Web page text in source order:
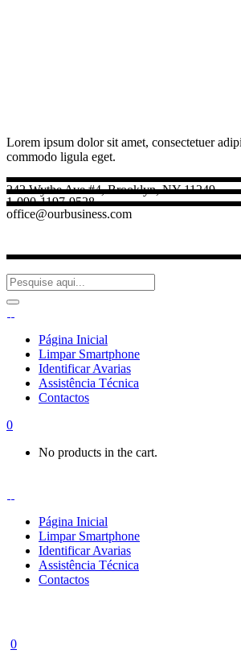
Lorem ipsum dolor sit amet, consectetuer
commodo ligula eget.
242 Wythe Ave #4, Brooklyn, NY 11249
1-090-1197-9528
office@ourbusiness.com
Página Inicial
Limpar Smartphone
Identificar Avarias
Assistência Técnica
Contactos
0
No products in the cart.
Página Inicial
Limpar Smartphone
Identificar Avarias
Assistência Técnica
Contactos
0